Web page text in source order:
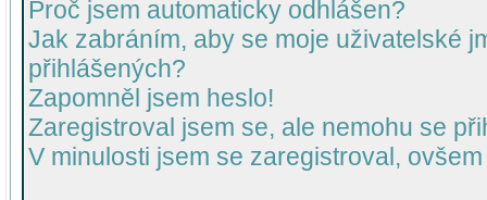
Proč jsem automaticky odhlášen?
Jak zabráním, aby se moje uživatelské
přihlášených?
Zapomněl jsem heslo!
Zaregistroval jsem se, ale nemohu se
V minulosti jsem se zaregistroval,